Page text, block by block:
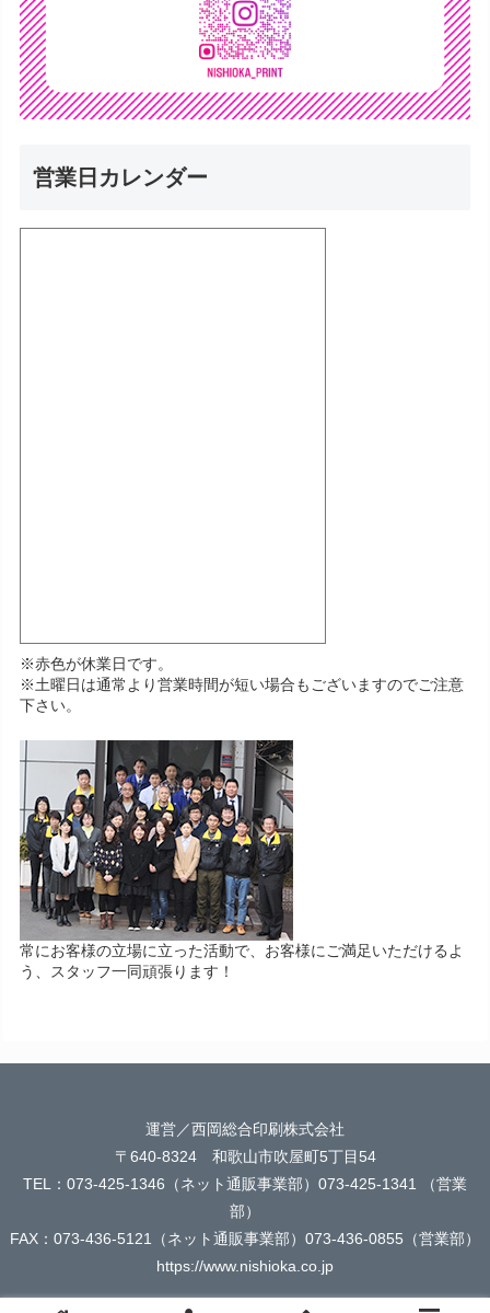
営業日カレンダー
※赤色が休業日です。
※土曜日は通常より営業時間が短い場合もございますのでご注意
下さい。
常にお客様の立場に立った活動で、お客様にご満足いただけるよ
う、スタッフ一同頑張ります！
運営／西岡総合印刷株式会社
〒640-8324 和歌山市吹屋町5丁目54
TEL：073-425-1346（ネット通販事業部）073-425-1341 （営業
部）
FAX：073-436-5121（ネット通販事業部）073-436-0855（営業部）
https://www.nishioka.co.jp